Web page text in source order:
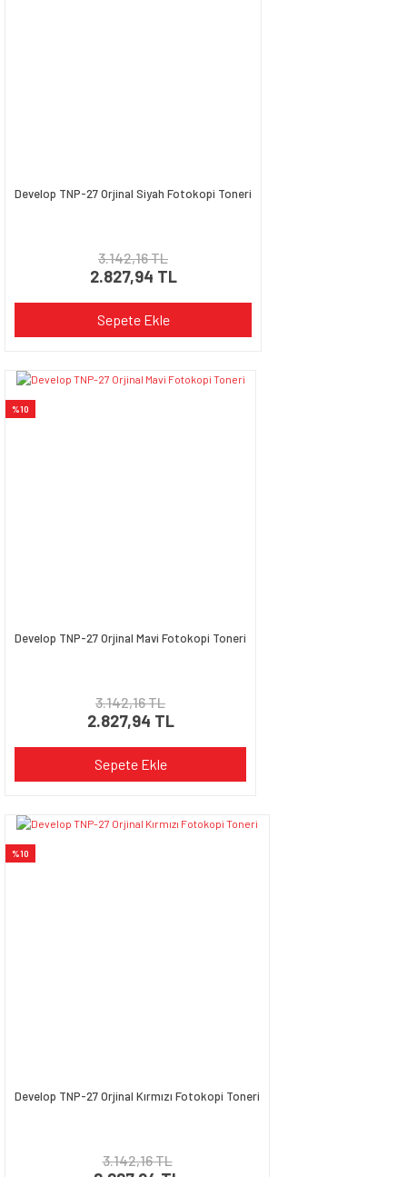
Develop TNP-27 Orjinal Siyah Fotokopi Toneri
3.142,16 TL
2.827,94 TL
Sepete Ekle
%10
Develop TNP-27 Orjinal Mavi Fotokopi Toneri
3.142,16 TL
2.827,94 TL
Sepete Ekle
%10
Develop TNP-27 Orjinal Kırmızı Fotokopi Toneri
3.142,16 TL